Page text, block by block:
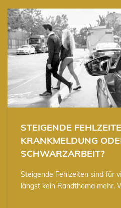
STEIGENDE
KRANKMELDUNG
SCHWARZARBEIT?
Steigende Fehlzeiten sind für
längst kein Randthema mehr.